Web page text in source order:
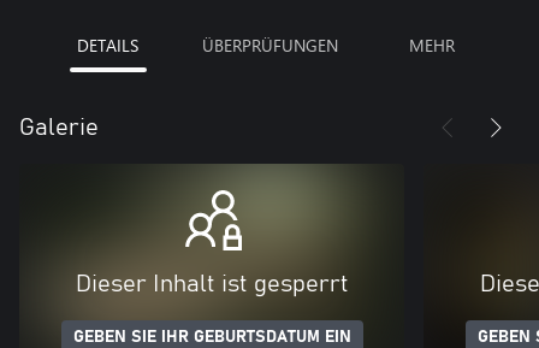
DETAILS ÜBERPRÜFUNGEN MEHR
Galerie
Dieser Inhalt ist gesperrt
GEBEN SIE IHR GEBURTSDATUM EIN GEBEN